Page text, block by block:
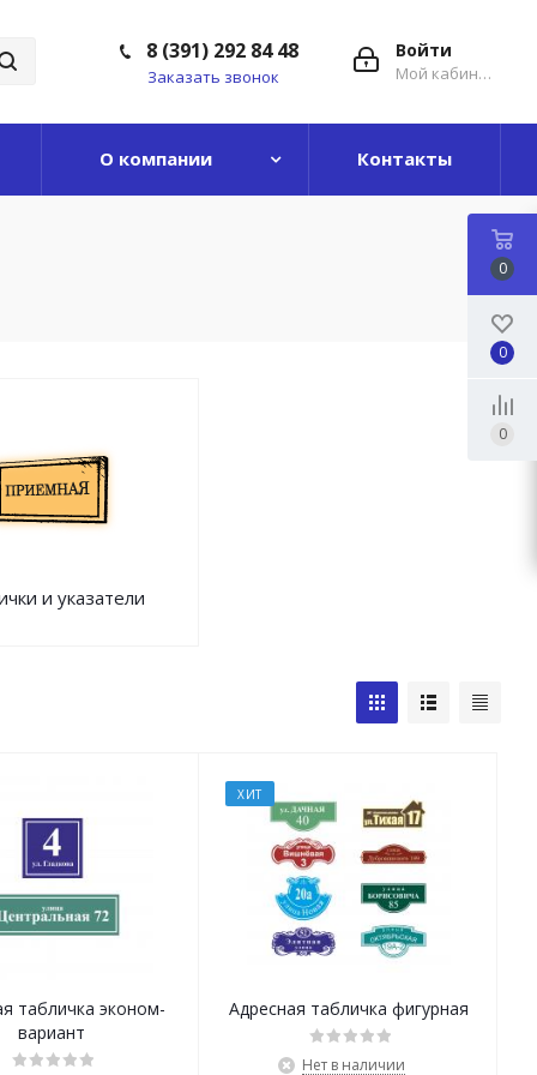
Войти
Мой кабинет
8 (391) 292 84 48
Заказать звонок
О компании Контакты
и указатели
табличка эконом-
вариант
ХИТ
Адресная табличка фигурная
Нет в наличии
0
0
0